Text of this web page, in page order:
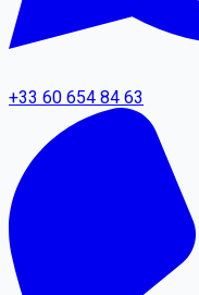
+33 60 654 84 63